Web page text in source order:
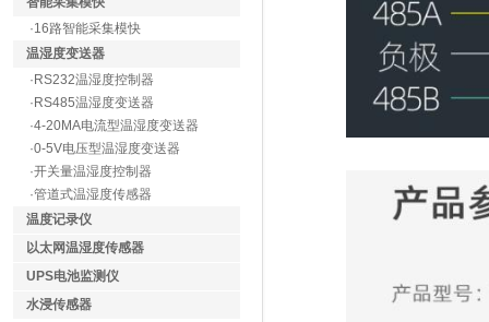
·16路智能采集模快
温湿度变送器
·RS232温湿度控制器
·RS485温湿度变送器
·4-20MA电流型温湿度变送器
·0-5V电压型温湿度变送器
·开关量温湿度控制器
·管道式温湿度传感器
温度记录仪
以太网温湿度传感器
UPS电池监测仪
水浸传感器